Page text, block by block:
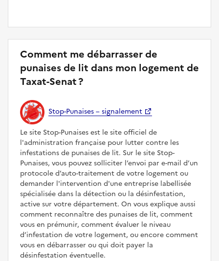
Comment me débarrasser de
punaises de lit dans mon logement de
Taxat-Senat ?
Stop-Punaises – signalement
Le site Stop-Punaises est le site officiel de
l'administration française pour lutter contre les
infestations de punaises de lit. Sur le site Stop-
Punaises, vous pouvez solliciter l’envoi par e-mail d’un
protocole d’auto-traitement de votre logement ou
demander l'intervention d'une entreprise labellisée
spécialisée dans la détection ou la désinfestation,
active sur votre département. On vous explique aussi
comment reconnaître des punaises de lit, comment
vous en prémunir, comment évaluer le niveau
d’infestation de votre logement, ou encore comment
vous en débarrasser ou qui doit payer la
désinfestation éventuelle.